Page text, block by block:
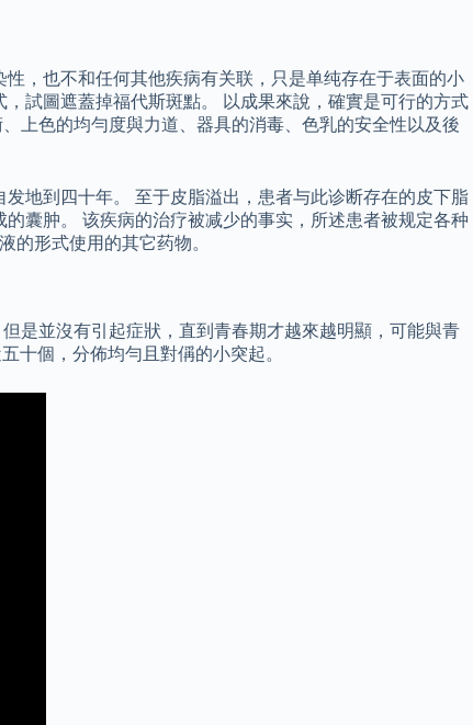
，也不和任何其他疾病有关联，只是单纯存在于表面的小
試圖遮蓋掉福代斯斑點。 以成果來說，確實是可行的方式
上色的均勻度與力道、器具的消毒、色乳的安全性以及後
地到四十年。 至于皮脂溢出，患者与此诊断存在的皮下脂
囊肿。 该疾病的治疗被减少的事实，所述患者被规定各种
的形式使用的其它药物。
是並沒有引起症狀，直到青春期才越來越明顯，可能與青
十個，分佈均勻且對偁的小突起。